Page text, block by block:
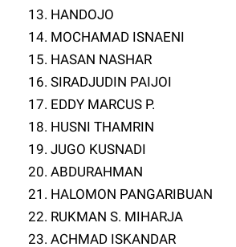
13. HANDOJO
14. MOCHAMAD ISNAENI
15. HASAN NASHAR
16. SIRADJUDIN PAIJOI
17. EDDY MARCUS P.
18. HUSNI THAMRIN
19. JUGO KUSNADI
20. ABDURAHMAN
21. HALOMON PANGARIBUAN
22. RUKMAN S. MIHARJA
23. ACHMAD ISKANDAR